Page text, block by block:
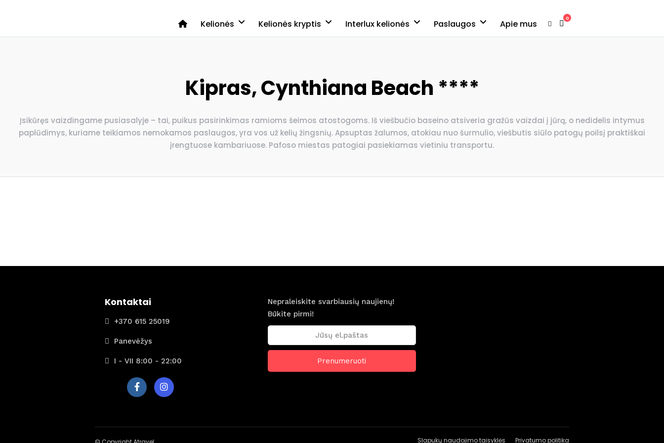
Kelionės Kelionės kryptis Interlux kelionės Paslaugos Apie mus
0
Kipras, Cynthiana Beach ****
Įsikūręs vaizdingame pusiasalyje – tai, puikus pasirinkimas ramioms šeimos atostogoms. Iš viešbučio baseino atsiveria gražūs vaizdai į jūrą, o nedidelis intymus
paplūdimys, kuriame teikiamos nemokamos paslaugos, yra vos už kelių žingsnių. Apsuptas žalumos, atokiau nuo šurmulio, viešbutis siūlo patogų poilsį praktiškai
įrengtuose kambariuose. Pafoso miestas patogiai pasiekiamas vietiniu transportu.
Kontaktai
+370 615 25019
Panevėžys
I - VII 8:00 - 22:00
Nepraleiskite svarbiausių naujienų!
Būkite pirmi!
Slapukų naudojimo taisyklės Privatumo politika